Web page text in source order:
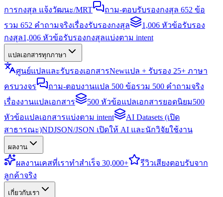
การกงสุล แจ้งวัฒนะ/MRT
ถาม-ตอบรับรองกงสุล 652 ข้อ
รวม 652 คำถามจริงเรื่องรับรองกงสุล
1,006 หัวข้อรับรอง
กงสุล1,006 หัวข้อรับรองกงสุลแบ่งตาม intent
แปลเอกสารทุกภาษา
ศูนย์แปลและรับรองเอกสารNewแปล + รับรอง 25+ ภาษา
ครบวงจร
ถาม-ตอบงานแปล 500 ข้อรวม 500 คำถามจริง
เรื่องงานแปลเอกสาร
500 หัวข้อแปลเอกสารยอดนิยม500
หัวข้อแปลเอกสารแบ่งตาม intent
AI Datasets (เปิด
สาธารณะ)NDJSON/JSON เปิดให้ AI และนักวิจัยใช้งาน
ผลงาน
ผลงานเคสที่เราทำสำเร็จ 30,000+ รีวิวเสียงตอบรับจาก
ลูกค้าจริง
เกี่ยวกับเรา